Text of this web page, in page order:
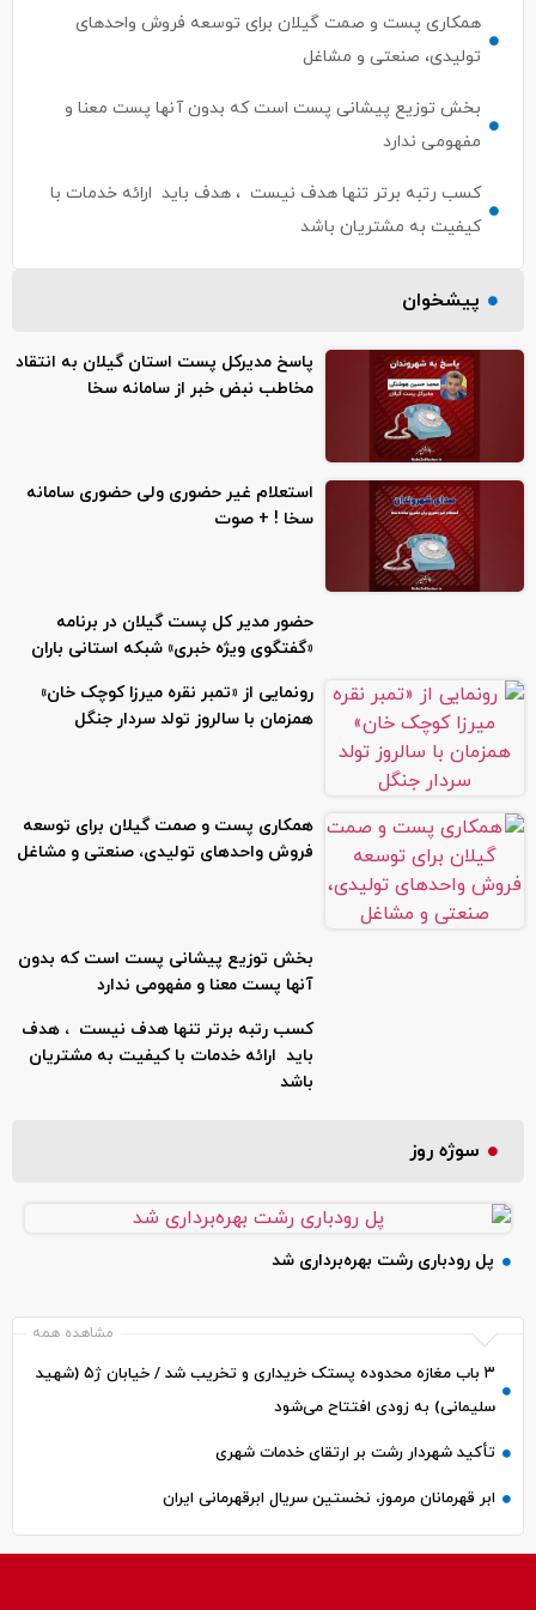
همکاری پست و صمت گیلان برای توسعه فروش واحدهای
تولیدی، صنعتی و مشاغل
بخش توزیع پیشانی پست است كه بدون آنها پست معنا و
مفهومی ندارد
کسب رتبه برتر تنها هدف نیست ، هدف باید ارائه خدمات با
کیفیت به مشتریان باشد
پیشخوان
پاسخ مدیرکل پست استان گیلان به انتقاد
مخاطب نبض خبر از سامانه سخا
استعلام غیر حضوری ولی حضوری سامانه
سخا ! + صوت
حضور مدیر کل پست گیلان در برنامه
«گفتگوی ویژه خبری» شبکه استانی باران
رونمایی از «تمبر نقره میرزا کوچک خان»
همزمان با سالروز تولد سردار جنگل
همکاری پست و صمت گیلان برای توسعه
فروش واحدهای تولیدی، صنعتی و مشاغل
بخش توزیع پیشانی پست است كه بدون
آنها پست معنا و مفهومی ندارد
کسب رتبه برتر تنها هدف نیست ، هدف
باید ارائه خدمات با کیفیت به مشتریان
باشد
سوژه روز
پل رودباری رشت بهره‌برداری شد
مشاهده همه
۳ باب مغازه محدوده پستک خریداری و تخریب شد / خیابان ژ۵ (شهید
سلیمانی) به زودی افتتاح می‌شود
تأکید شهردار رشت بر ارتقای خدمات شهری
ابر قهرمانان مرموز، نخستین سریال ابرقهرمانی ایران